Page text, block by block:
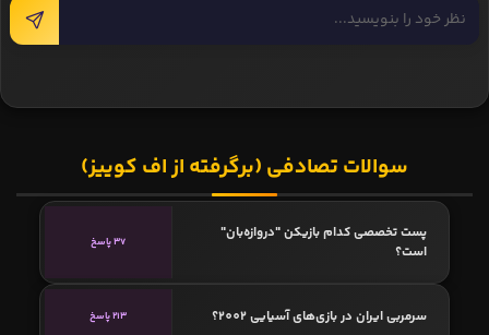
سوالات تصادفی (برگرفته از اف کوییز)
پست تخصصی کدام بازیکن "دروازه‌بان"
است؟
37 پاسخ
سرمربی ایران در بازی‌های آسیایی 2002؟ 213 پاسخ